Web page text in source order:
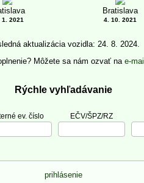
1. 2021
Bratislava
4. 10. 2021
aktualizácia vozidla: 24. 8. 2024.
Môžete sa nám ozvať na e-mail
Rýchle vyhľadávanie
ev. číslo EČV/ŠPZ/RZ
prihlásenie